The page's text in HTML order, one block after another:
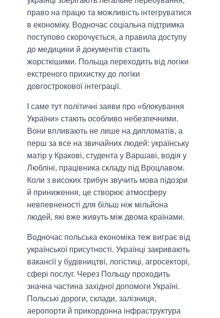
право на працю та можливість інтегруватися
в економіку. Водночас соціальна підтримка
поступово скорочується, а правила доступу
до медицини й документів стають
жорсткішими. Польща переходить від логіки
екстреного прихистку до логіки
довгострокової інтеграції.
І саме тут політичні заяви про «блокування
України» стають особливо небезпечними.
Вони впливають не лише на дипломатів, а
перш за все на звичайних людей: українську
матір у Кракові, студента у Варшаві, водія у
Любліні, працівника складу під Вроцлавом.
Коли з високих трибун звучить мова підозри
й приниження, це створює атмосферу
невпевненості для більш ніж мільйона
людей, які вже живуть між двома країнами.
Водночас польська економіка теж виграє від
української присутності. Українці закривають
вакансії у будівництві, логістиці, агросекторі,
сфері послуг. Через Польщу проходить
значна частина західної допомоги Україні.
Польські дороги, склади, залізниця,
аеропорти й прикордонна інфраструктура